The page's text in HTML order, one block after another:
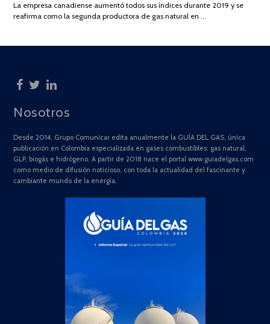
2025
La empresa canadiense aumentó todos sus índices durante 2019 y se
reafirma como la segunda productora de gas natural en …
Nosotros
Desde 2014, Grupo Comunicar edita anualmente la GUÍA DEL GAS, única
publicación en Colombia especializada en gases combustibles: gas natural,
GLP, biogás e hidrógeno. A partir de 2018 nace el portal www.guiadelgas.com
como medio de difusión noticioso, con toda la actualidad del fascinante y
cambiante mundo de la energía.